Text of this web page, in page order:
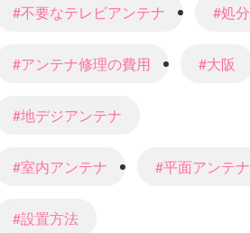
#不要なテレビアンテナ #処分
#アンテナ修理の費用 #大阪
#地デジアンテナ
#室内アンテナ #平面アンテナ
#設置方法